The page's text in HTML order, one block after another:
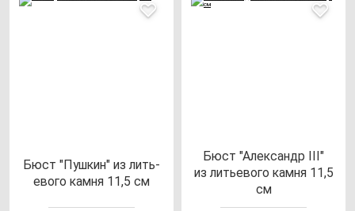
Бюст "Пуш­кин" из лить­
ево­го кам­ня 11,5 см
Бюст "Алек­сандр III"
из лить­ево­го кам­ня 11,5
см